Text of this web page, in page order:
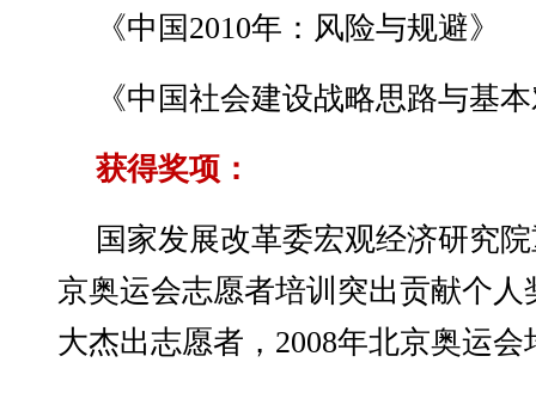
《中国2010年：风险与规避》
《中国社会建设战略思路与基
获得奖项：
国家发展改革委宏观经济研究
京奥运会志愿者培训突出贡献个人
大杰出志愿者，2008年北京奥运